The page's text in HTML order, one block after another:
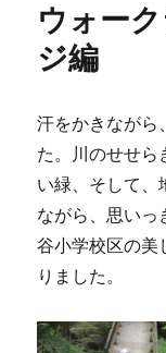
ウォー
ジ編
汗をかきながら
た。川のせせ
い緑、そして、
ながら、思いっ
谷小学校区の美
りました。